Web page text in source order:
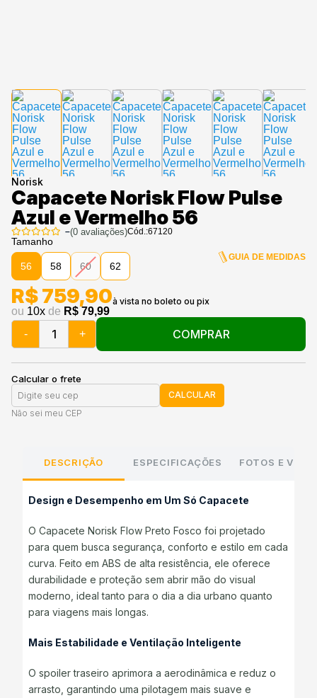
Norisk
Capacete Norisk Flow Pulse
Azul e Vermelho 56
–(0avaliações)Cód.:67120
Tamanho
56 58 60 62
GUIA DE MEDIDAS
ou 10x de R$ 79,99
R$ 759,90
- + COMPRAR
Calcular o frete
CALCULAR
Não sei meu CEP
DESCRIÇÃO ESPECIFICAÇÕES FOTOS E
Design e Desempenho em Um Só Capacete
O Capacete Norisk Flow Preto Fosco foi projetado
para quem busca segurança, conforto e estilo em cada
curva. Feito em ABS de alta resistência, ele oferece
durabilidade e proteção sem abrir mão do visual
moderno, ideal tanto para o dia a dia urbano quanto
para viagens mais longas.
Mais Estabilidade e Ventilação Inteligente
O spoiler traseiro aprimora a aerodinâmica e reduz o
arrasto, garantindo uma pilotagem mais suave e